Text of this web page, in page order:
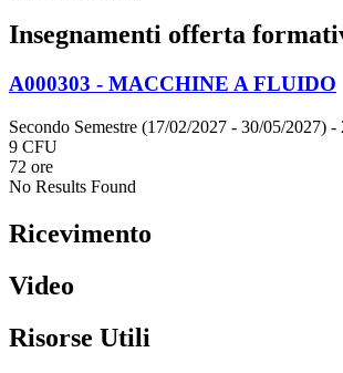
Insegnamenti offerta
A000303 - MACCHINE A FLUIDO
Secondo Semestre (17/02/2027 - 30/05/2027) -
9 CFU
72 ore
No Results Found
Ricevimento
Video
Risorse Utili